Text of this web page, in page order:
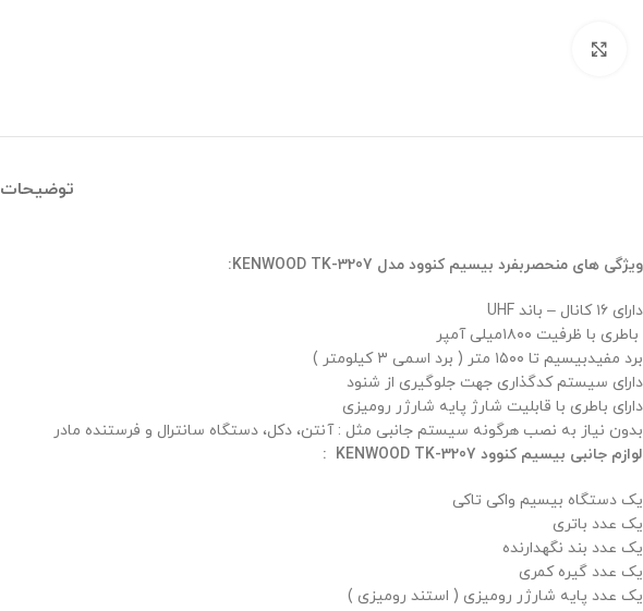
توضیحات
ویژگی های منحصربفرد بیسیم کنوود مدل KENWOOD TK-3207:
دارای ۱۶ کانال – باند UHF
باطری با ظرفیت ۱۸۰۰میلی آمپر
برد مفیدبیسیم تا ۱۵۰۰ متر ( برد اسمی ۳ کیلومتر )
دارای سیستم کدگذاری جهت جلوگیری از شنود
دارای باطری با قابلیت شارژ پایه شارژر رومیزی
بدون نیاز به نصب هرگونه سیستم جانبی مثل : آنتن، دکل، دستگاه سانترال و فرستنده مادر
لوازم جانبی بیسیم کنوود KENWOOD TK-3207 :
یک دستگاه بیسیم واکی تاکی
یک عدد باتری
یک عدد بند نگهدارنده
یک عدد گیره کمری
یک عدد پایه شارژر رومیزی ( استند رومیزی )